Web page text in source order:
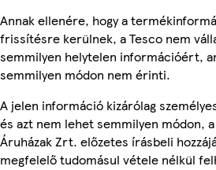
Annak ellenére, hogy a
frissítésre kerülnek, a Tesco nem
semmilyen helytelen információért,
semmilyen módon nem érinti.
A jelen információ kizárólag
és azt nem lehet semmilyen módon, a
Áruházak Zrt. előzetes írásbeli
megfelelő tudomásul vétele nélkül